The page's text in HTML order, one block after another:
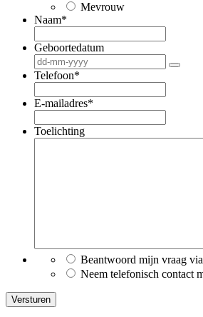
Mevrouw
Naam*
Geboortedatum
Telefoon*
E-mailadres*
Toelichting
Beantwoord mijn vraag
Neem telefonisch contact
Versturen